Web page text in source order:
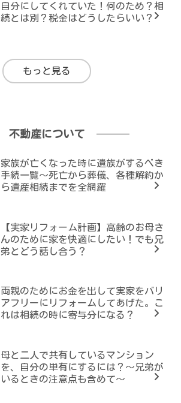
自分にしてくれていた！何のため？相
続とは別？税金はどうしたらいい？
もっと見る
不動産について
家族が亡くなった時に遺族がするべき
手続一覧～死亡から葬儀、各種解約か
ら遺産相続までを全網羅
【実家リフォーム計画】高齢のお母さ
んのために家を快適にしたい！でも兄
弟とどう話し合う？
両親のためにお金を出して実家をバリ
アフリーにリフォームしてあげた。こ
れは相続の時に寄与分になる？
母と二人で共有しているマンション
を、自分の単有にするには？～兄弟が
いるときの注意点も含めて～